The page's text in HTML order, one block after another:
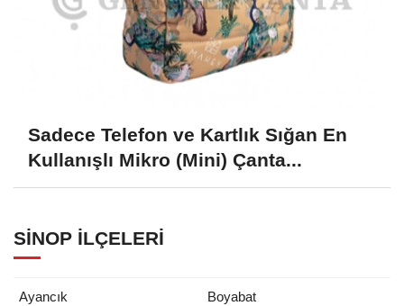
Sadece Telefon ve Kartlık Sığan En
Kullanışlı Mikro (Mini) Çanta...
SINOP İLÇELERI
Ayancık
Boyabat